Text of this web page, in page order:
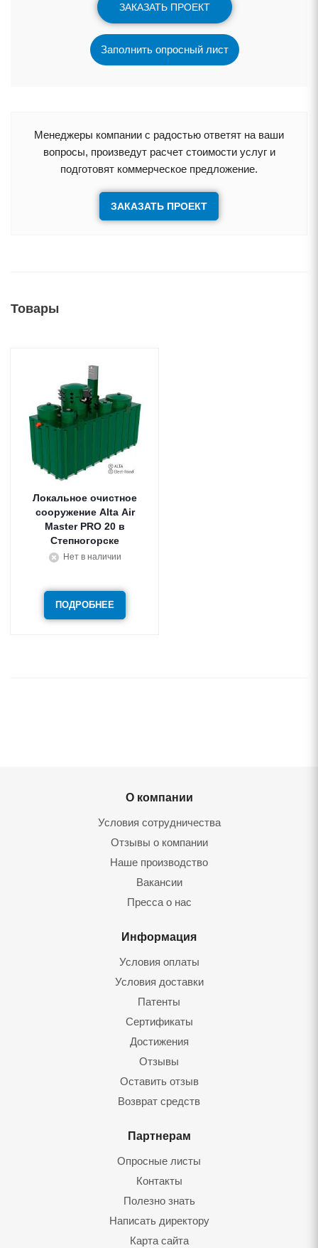
ЗАКАЗАТЬ ПРОЕКТ
Заполнить опросный лист
Менеджеры компании с радостью ответят на ваши
опросы, произведут расчет стоимости услуг и
подготовят коммерческое предложение.
ЗАКАЗАТЬ ПРОЕКТ
Товары
Локальное очистное
сооружение Alta Air
Master PRO 20
Степногорске
Нет в наличии
ПОДРОБНЕЕ
О компании
Условия сотрудничества
Отзывы о компании
Наше производство
Вакансии
Пресса о нас
Информация
Условия оплаты
Условия доставки
Патенты
Сертификаты
Достижения
Отзывы
Оставить отзы
Возврат средст
Партнерам
Опросные листы
Контакты
Полезно знать
Написать директору
Карта сайта